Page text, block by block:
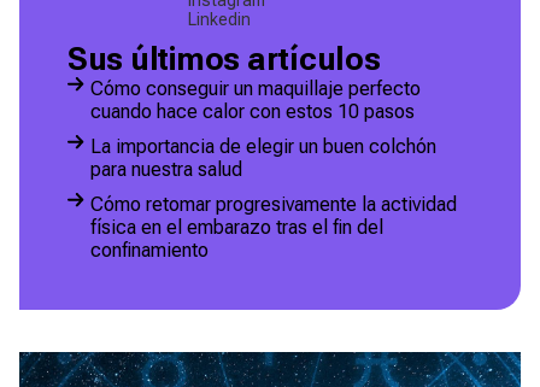
Linkedin
Sus últimos artículos
Cómo conseguir un maquillaje perfecto
cuando hace calor con estos 10 pasos
La importancia de elegir un buen colchón
para nuestra salud
Cómo retomar progresivamente la actividad
física en el embarazo tras el fin del
confinamiento